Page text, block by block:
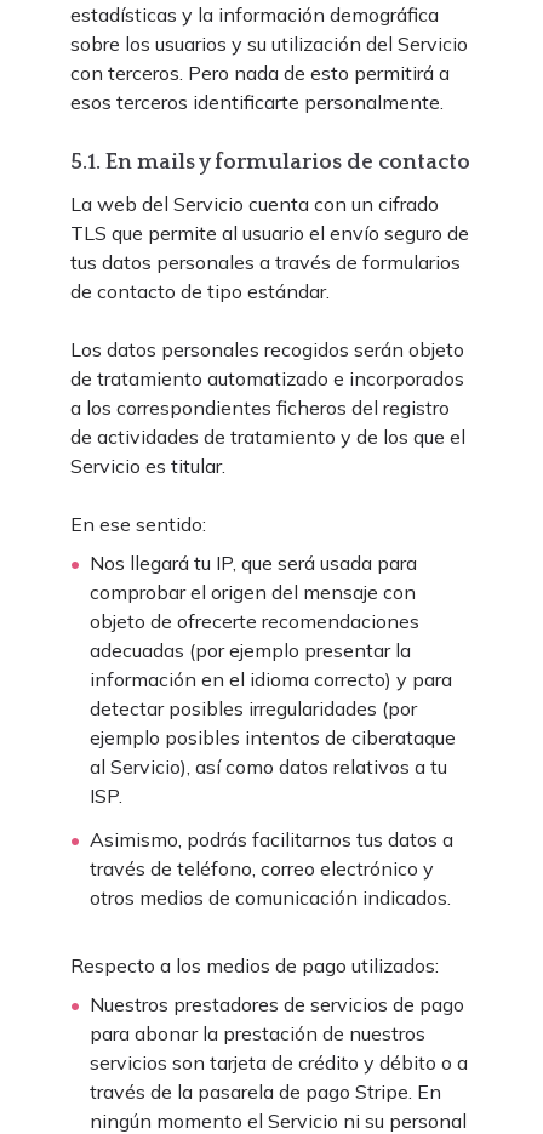
estadísticas y la información demográfica
sobre los usuarios y su utilización del Servicio
con terceros. Pero nada de esto permitirá a
esos terceros identificarte personalmente.
5.1. En mails y formularios de contacto
La web del Servicio cuenta con un cifrado
TLS que permite al usuario el envío seguro de
tus datos personales a través de formularios
de contacto de tipo estándar.
Los datos personales recogidos serán objeto
de tratamiento automatizado e incorporados
a los correspondientes ficheros del registro
de actividades de tratamiento y de los que el
Servicio es titular.
En ese sentido:
Nos llegará tu IP, que será usada para
comprobar el origen del mensaje con
objeto de ofrecerte recomendaciones
adecuadas (por ejemplo presentar la
información en el idioma correcto) y para
detectar posibles irregularidades (por
ejemplo posibles intentos de ciberataque
al Servicio), así como datos relativos a tu
ISP.
Asimismo, podrás facilitarnos tus datos a
través de teléfono, correo electrónico y
otros medios de comunicación indicados.
Respecto a los medios de pago utilizados:
Nuestros prestadores de servicios de pago
para abonar la prestación de nuestros
servicios son tarjeta de crédito y débito o a
través de la pasarela de pago Stripe. En
ningún momento el Servicio ni su personal